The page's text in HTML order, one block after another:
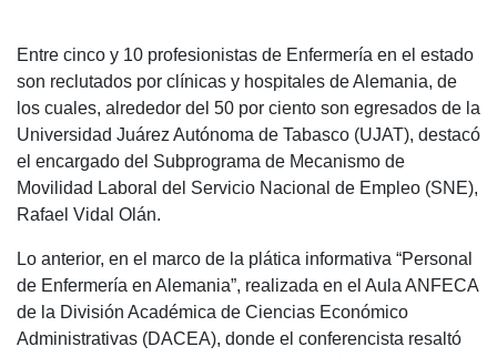
Entre cinco y 10 profesionistas de Enfermería en el estado
son reclutados por clínicas y hospitales de Alemania, de
los cuales, alrededor del 50 por ciento son egresados de la
Universidad Juárez Autónoma de Tabasco (UJAT), destacó
el encargado del Subprograma de Mecanismo de
Movilidad Laboral del Servicio Nacional de Empleo (SNE),
Rafael Vidal Olán.
Lo anterior, en el marco de la plática informativa “Personal
de Enfermería en Alemania”, realizada en el Aula ANFECA
de la División Académica de Ciencias Económico
Administrativas (DACEA), donde el conferencista resaltó